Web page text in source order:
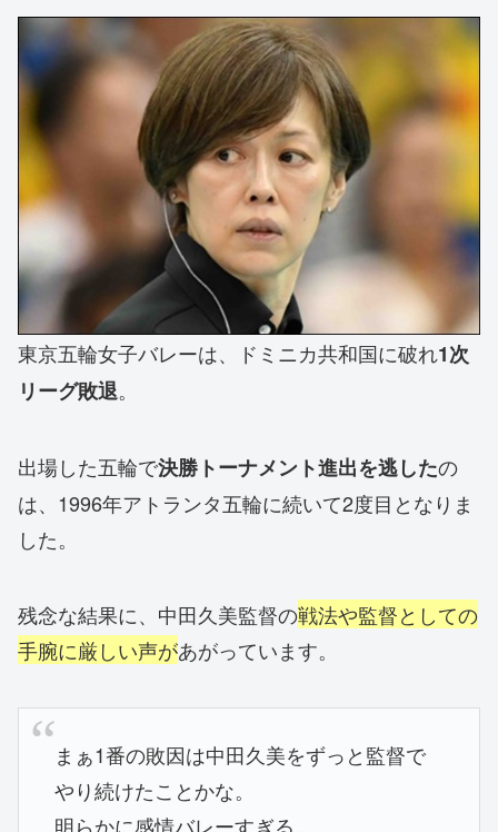
東京五輪女子バレーは、ドミニカ共和国に破れ1次
リーグ敗退。
出場した五輪で決勝トーナメント進出を逃したの
は、1996年アトランタ五輪に続いて2度目となりま
した。
残念な結果に、中田久美監督の戦法や監督としての
手腕に厳しい声があがっています。
まぁ1番の敗因は中田久美をずっと監督で
やり続けたことかな。
明らかに感情バレーすぎる。